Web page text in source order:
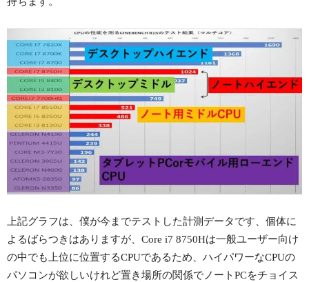
上記グラフは、僕が今までテストした計測データです、個体に
よるばらつきはありますが、Core i7 8750Hは一般ユーザー向け
の中でも上位に位置するCPUであるため、ハイパワーなCPUの
パソコンが欲しいけれど置き場所の関係でノートPCをチョイス